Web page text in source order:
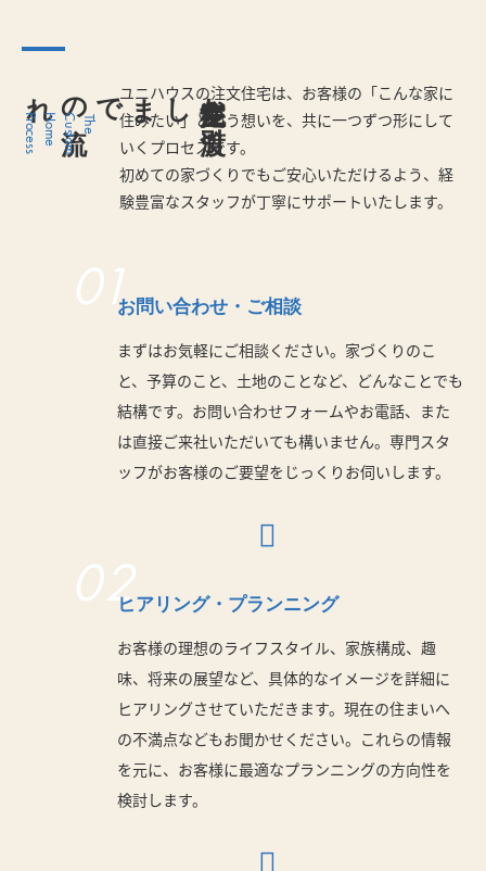
注文住宅お
引渡
しまでの
流
れ
T
h
e
C
u
s
t
o
m
H
o
m
e
P
r
o
c
e
s
s
ユニハウスの注文住宅は、お客様の「こんな家に
住みたい」という想いを、共に一つずつ形にして
いくプロセスです。
初めての家づくりでもご安心いただけるよう、経
験豊富なスタッフが丁寧にサポートいたします。
01お問い合わせ・ご相談
まずはお気軽にご相談ください。家づくりのこ
と、予算のこと、土地のことなど、どんなことでも
結構です。お問い合わせフォームやお電話、また
は直接ご来社いただいても構いません。専門スタ
ッフがお客様のご要望をじっくりお伺いします。
02ヒアリング・プランニング
お客様の理想のライフスタイル、家族構成、趣
味、将来の展望など、具体的なイメージを詳細に
ヒアリングさせていただきます。現在の住まいへ
の不満点などもお聞かせください。これらの情報
を元に、お客様に最適なプランニングの方向性を
検討します。